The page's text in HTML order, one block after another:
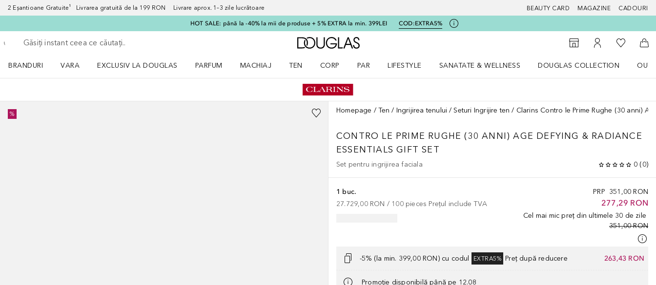
2 Eșantioane Gratuite¹ Livrarea gratuită de la 199 RON Livrare aprox. 1–3 zile lucrătoare BEAUTY CARD MAGAZINE CADOURI
HOT SALE: până la -40% la mii de produse + 5% EXTRA la min. 399LEI COD:EXTRA5%
Înapoi
Executați căutarea
Către pagina principală Douglas
Către Găsire magazin
Către Contul meu
Către
BRANDURI
VARA
EXCLUSIV LA DOUGLAS
PARFUM
MACHIAJ
TEN
CORP
PAR
LIFESTYLE
SANATATE & WELLNESS
DOUGLAS COLLECTION
% Homepage Ten Ingrijirea tenului Seturi Ingrijire ten Clarins Contro le Prime Rughe (30 anni)
CONTRO LE PRIME RUGHE (30 ANNI) AGE DEFYING & RADIANCE
ESSENTIALS GIFT SET
Set pentru ingrijirea faciala 0 (0)
PRP 351,00 RON
277,29 RON
Cel mai mic preț din ultimele 30 de zile
351,00 RON
1 buc.
27.729,00 RON / 100 pieces Prețul include TVA
-5% (la min. 399,00 RON) cu codul EXTRA5% Preț după reducere 263,43 RON
Promoție disponibilă până pe 12.08